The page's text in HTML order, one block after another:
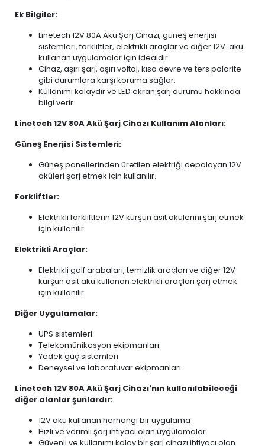
Ek Bilgiler:
Linetech 12V 80A Akü Şarj Cihazı, güneş enerjisi
sistemleri, forkliftler, elektrikli araçlar ve diğer 12V akü
kullanan uygulamalar için idealdir.
Cihaz, aşırı şarj, aşırı voltaj, kısa devre ve ters polarite
gibi durumlara karşı koruma sağlar.
Kullanımı kolaydır ve LED ekran şarj durumu hakkında
bilgi verir.
Linetech 12V 80A Akü Şarj Cihazı Kullanım Alanları:
Güneş Enerjisi Sistemleri:
Güneş panellerinden üretilen elektriği depolayan 12V
aküleri şarj etmek için kullanılır.
Forkliftler:
Elektrikli forkliftlerin 12V kurşun asit akülerini şarj etmek
için kullanılır.
Elektrikli Araçlar:
Elektrikli golf arabaları, temizlik araçları ve diğer 12V
kurşun asit akü kullanan elektrikli araçları şarj etmek
için kullanılır.
Diğer Uygulamalar:
UPS sistemleri
Telekomünikasyon ekipmanları
Yedek güç sistemleri
Deneysel ve laboratuvar ekipmanları
Linetech 12V 80A Akü Şarj Cihazı'nın kullanılabileceği
diğer alanlar şunlardır:
12V akü kullanan herhangi bir uygulama
Hızlı ve verimli şarj ihtiyacı olan uygulamalar
Güvenli ve kullanımı kolay bir şarj cihazı ihtiyacı olan